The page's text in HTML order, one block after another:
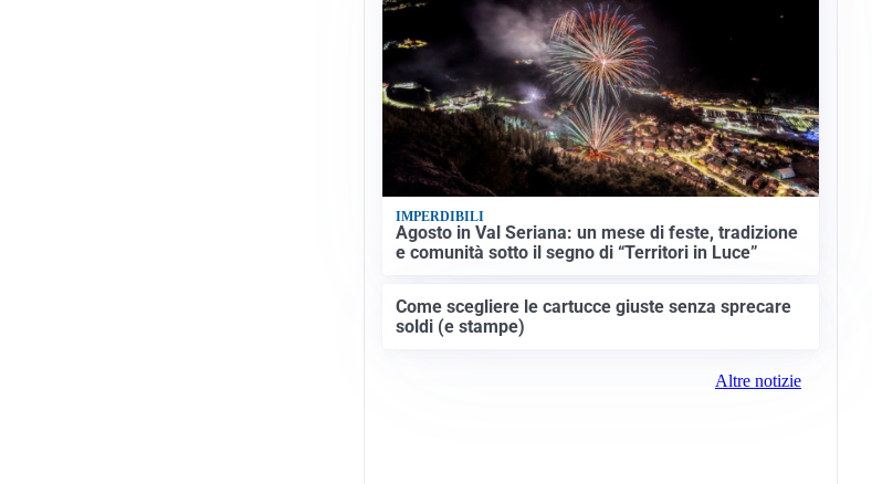
IMPERDIBILI
Agosto in Val Seriana: un mese di feste, tradizione
e comunità sotto il segno di “Territori in Luce”
Come scegliere le cartucce giuste senza sprecare
soldi (e stampe)
Altre notizie